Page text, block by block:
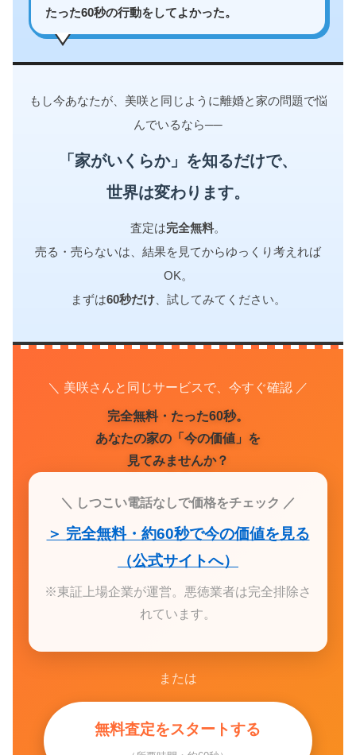
たった60秒の行動をしてよかった。
もし今あなたが、美咲と同じように離婚と家の問題で悩
んでいるなら──
「家がいくらか」を知るだけで、
世界は変わります。
査定は完全無料。
売る・売らないは、結果を見てからゆっくり考えれば
OK。
まずは60秒だけ、試してみてください。
＼ 美咲さんと同じサービスで、今すぐ確認 ／
完全無料・たった60秒。
あなたの家の「今の価値」を
見てみませんか？
＼ しつこい電話なしで価格をチェック ／
＞ 完全無料・約60秒で今の価値を見る
（公式サイトへ）
※東証上場企業が運営。悪徳業者は完全排除さ
れています。
または
無料査定をスタートする